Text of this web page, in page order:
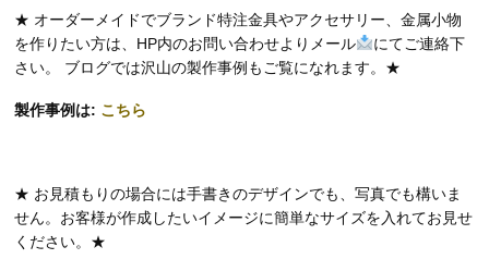
★ オーダーメイドでブランド特注金具やアクセサリー、金属小物
を作りたい方は、HP内のお問い合わせよりメール
にてご連絡下
さい。 ブログでは沢山の製作事例もご覧になれます。★
製作事例は: こちら
★ お見積もりの場合には手書きのデザインでも、写真でも構いま
せん。お客様が作成したいイメージに簡単なサイズを入れてお見せ
ください。★